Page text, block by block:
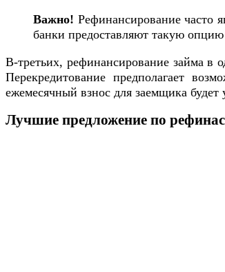
Важно! Рефинансирование часто
банки предоставляют такую
В-третьих, рефинансирование займа в
Перекредитование предполагает
ежемесячный взнос для заемщика будет
Лучшие предложение по